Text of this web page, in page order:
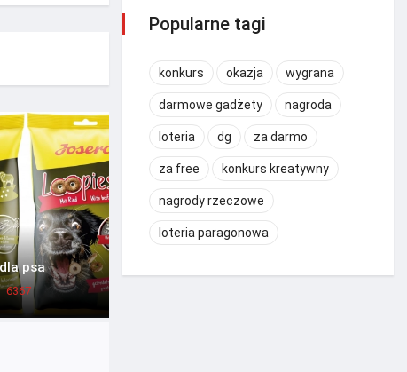
psa
6367
Popularne tagi
konkurs okazja wygrana
darmowe gadżety nagroda
loteria dg za darmo
za free konkurs kreatywny
nagrody rzeczowe
loteria paragonowa